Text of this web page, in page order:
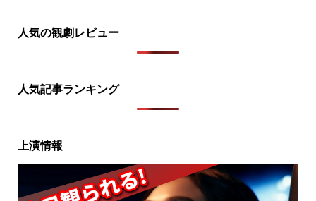
人気の観劇レビュー
人気記事ランキング
上演情報